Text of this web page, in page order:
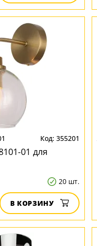
355201
01 для
20 шт.
В КОРЗИНУ